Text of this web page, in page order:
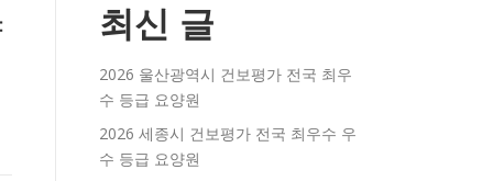
최신 글
2026 울산광역시 건보평가 전국 최우
수 등급 요양원
2026 세종시 건보평가 전국 최우수 우
수 등급 요양원